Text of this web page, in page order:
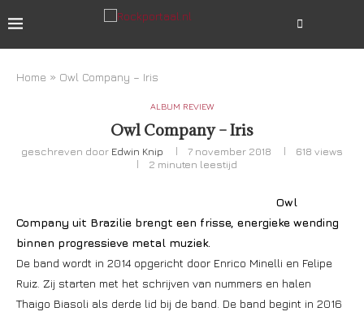
Home » Owl Company – Iris
ALBUM REVIEW
Owl Company – Iris
geschreven door Edwin Knip 7 november 2018 618 views
2 minuten leestijd
Owl
Company uit Brazilie brengt een frisse, energieke wending
binnen progressieve metal muziek.
De band wordt in 2014 opgericht door Enrico Minelli en Felipe
Ruiz. Zij starten met het schrijven van nummers en halen
Thaigo Biasoli als derde lid bij de band. De band begint in 2016